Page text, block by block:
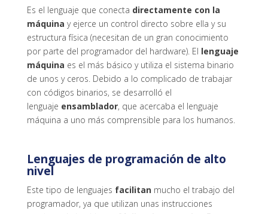
Es el lenguaje que conecta directamente con la
máquina y ejerce un control directo sobre ella y su
estructura física (necesitan de un gran conocimiento
por parte del programador del hardware). El lenguaje
máquina es el más básico y utiliza el sistema binario
de unos y ceros. Debido a lo complicado de trabajar
con códigos binarios, se desarrolló el
lenguaje ensamblador, que acercaba el lenguaje
máquina a uno más comprensible para los humanos.
Lenguajes de programación de alto
nivel
Este tipo de lenguajes facilitan mucho el trabajo del
programador, ya que utilizan unas instrucciones